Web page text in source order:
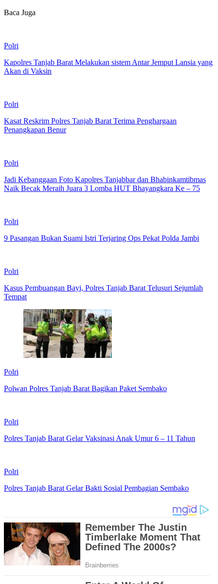
Baca Juga
Polri
Kapolres Tanjab Barat Melakukan sistem Antar Jemput Lansia yang
Akan di Vaksin
Polri
Kasat Reskrim Polres Tanjab Barat Terima Penghargaan
Penangkapan Benur
Polri
Jadi Kebanggaan Foto Kapolres Tanjabbar dan Bhabinkamtibmas
Naik Becak Meraih Juara 3 Lomba HUT Bhayangkara Ke – 75
Polri
9 Pasangan Bukan Suami Istri Terjaring Ops Pekat Polda Jambi
Polri
Kasus Pembuangan Bayi, Polres Tanjab Barat Telusuri Sejumlah
Tempat
Polri
Polwan Polres Tanjab Barat Bagikan Paket Sembako
Polri
Polres Tanjab Barat Gelar Vaksinasi Anak Umur 6 – 11 Tahun
Polri
Polres Tanjab Barat Gelar Bakti Sosial Pembagian Sembako